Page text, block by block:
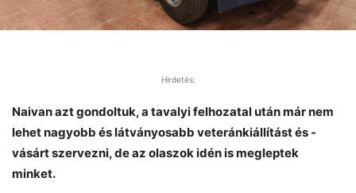
Hirdetés:
Naivan azt gondoltuk, a tavalyi felhozatal után már nem
lehet nagyobb és látványosabb veteránkiállítást és -
vásárt szervezni, de az olaszok idén is megleptek
minket.